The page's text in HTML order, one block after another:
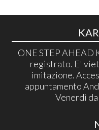
ONE STEP AHEAD
registrato. E'
imitazione.
appuntamento
Venerdì